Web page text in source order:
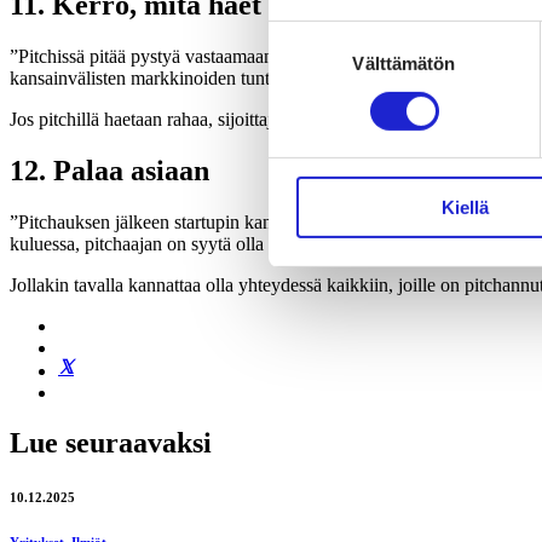
valinta
Välttämätön
Kiellä
”Pitchissä pitää pystyä vastaamaan siihen, kuinka paljon rahaa
kansainvälisten markkinoiden tuntemusta, viestintäosaamista,
Jos pitchillä haetaan rahaa, sijoittajaa kiinnostaa myös se, kuinka ison
12. Palaa asiaan
”Pitchauksen jälkeen startupin kannattaa heti sopia jatkosta, eli
kuluessa, pitchaajan on syytä olla itse yhteydessä.
Jollakin tavalla kannattaa olla yhteydessä kaikkiin, joille on
Lue seuraavaksi
10.12.2025